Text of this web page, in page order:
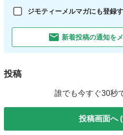
ジモティーメルマガにも登録
新着投稿の通知を
投稿
誰でも今すぐ30秒
投稿画面へ